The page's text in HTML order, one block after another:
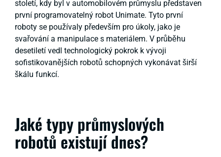
století, kdy byl v automobilovém průmyslu představen
první programovatelný robot Unimate. Tyto první
roboty se používaly především pro úkoly, jako je
svařování a manipulace s materiálem. V průběhu
desetiletí vedl technologický pokrok k vývoji
sofistikovanějších robotů schopných vykonávat širší
škálu funkcí.
Jaké typy průmyslových
robotů existují dnes?